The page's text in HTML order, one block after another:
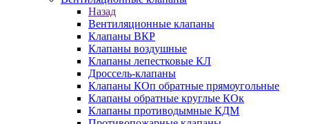
Назад
Вентиляционные клапаны
Клапаны ВКР
Клапаны воздушные
Клапаны лепестковые КЛ
Дроссель-клапаны
Клапаны КОп обратные прямоугольные
Клапаны обратные круглые КОк
Клапаны противодымные КДМ